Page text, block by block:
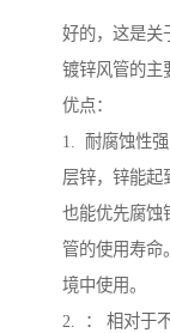
好的，这是关
镀锌风管的主
优点：
1. 耐腐蚀性
层锌，锌能起
也能优先腐蚀
管的使用寿命
境中使用。
2. ： 相对于